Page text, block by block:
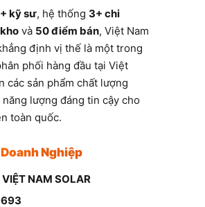
kỹ sư, hệ thống 3+ chi
và 50 điểm bán, Việt Nam
định vị thế là một trong
phối hàng đầu tại Việt
các sản phẩm chất lượng
lượng đáng tin cậy cho
toàn quốc.
Nghiệp
NAM SOLAR